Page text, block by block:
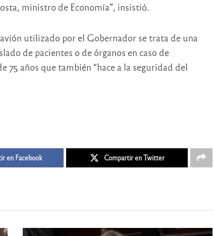
ministro de Economía”, insistió.
utilizado por el Gobernador se trata de una
de pacientes o de órganos en caso de
75 años que también “hace a la seguridad del
en Facebook Compartir en Twitter